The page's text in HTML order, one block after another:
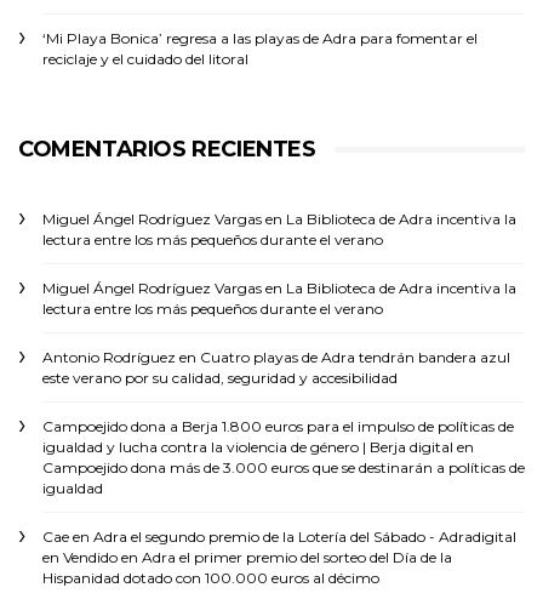
‘Mi Playa Bonica’ regresa a las playas de Adra para fomentar el
reciclaje y el cuidado del litoral
COMENTARIOS RECIENTES
Miguel Ángel Rodríguez Vargas en La Biblioteca de Adra incentiva la
lectura entre los más pequeños durante el verano
Miguel Ángel Rodríguez Vargas en La Biblioteca de Adra incentiva la
lectura entre los más pequeños durante el verano
Antonio Rodríguez en Cuatro playas de Adra tendrán bandera azul
este verano por su calidad, seguridad y accesibilidad
Campoejido dona a Berja 1.800 euros para el impulso de políticas de
igualdad y lucha contra la violencia de género | Berja digital en
Campoejido dona más de 3.000 euros que se destinarán a políticas de
igualdad
Cae en Adra el segundo premio de la Lotería del Sábado - Adradigital
en Vendido en Adra el primer premio del sorteo del Día de la
Hispanidad dotado con 100.000 euros al décimo